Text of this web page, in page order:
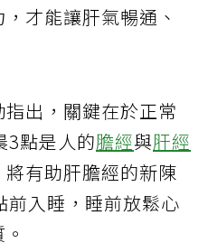
才能讓肝氣暢通、
出，關鍵在於正常
3點是人的膽經與肝經
有助肝膽經的新陳
入睡，睡前放鬆心